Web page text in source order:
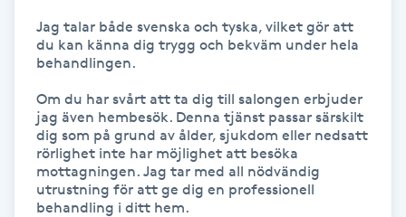
Herrklippning
Hollywood Peel
Hot Stone Massage
Jag talar både svenska och tyska, vilket gör att
du kan känna dig trygg och bekväm under hela
behandlingen.
Om du har svårt att ta dig till salongen erbjuder
jag även hembesök. Denna tjänst passar särskilt
dig som på grund av ålder, sjukdom eller nedsatt
rörlighet inte har möjlighet att besöka
mottagningen. Jag tar med all nödvändig
utrustning för att ge dig en professionell
behandling i ditt hem.